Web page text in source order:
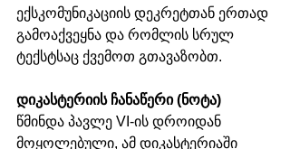
ექსკომუნიკაციის დეკრეტთან ერთად
გამოაქვეყნა და რომლის სრულ
ტექსტსაც ქვემოთ გთავაზობთ.
დიკასტერიის ჩანაწერი (ნოტა)
წმინდა პავლე VI-ის დროიდან
მოყოლებული, ამ დიკასტერიაში